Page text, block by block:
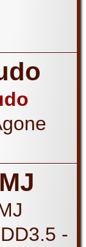
DD3.5 -